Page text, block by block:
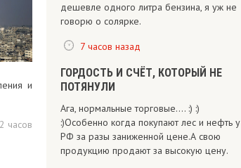
и
часов
дешевле одного литра бензина, я уж не
говорю о солярке.
7 часов назад
ГОРДОСТЬ И СЧЁТ, КОТОРЫЙ НЕ
ПОТЯНУЛИ
Ага, нормальные торговые.... :) :)
:)Особенно когда покупают лес и нефть у
РФ за разы заниженной цене.А свою
продукцию продают за высокую цену.